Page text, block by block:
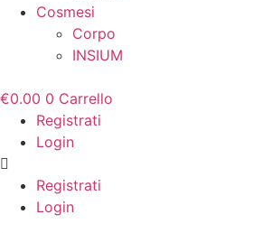
Cosmesi
Corpo
INSIUM
€0.00 0 Carrello
Registrati
Login
Registrati
Login